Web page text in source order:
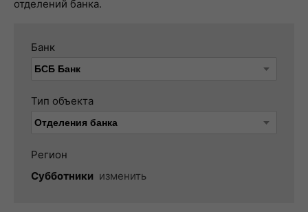
отделений банка.
Банк
Тип объекта
Регион
Субботники изменить